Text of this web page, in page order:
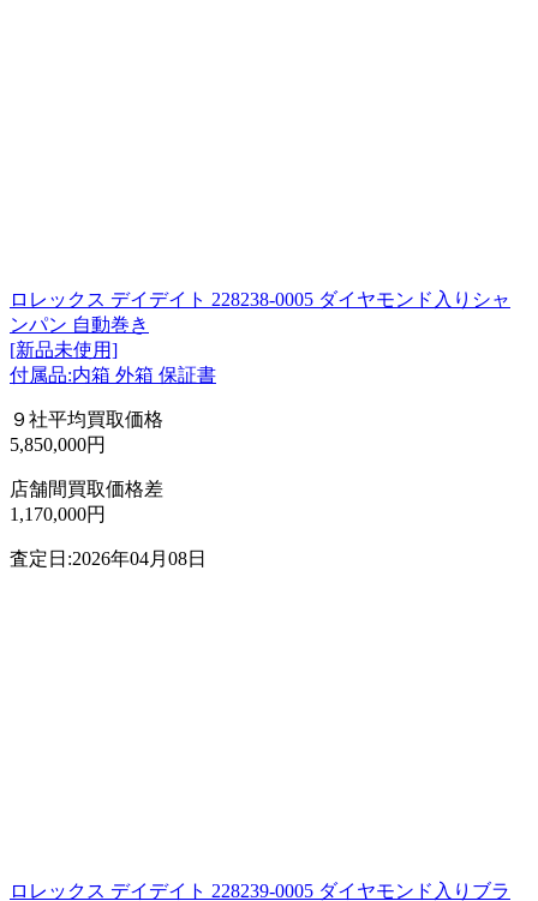
ロレックス デイデイト 228238-0005 ダイヤモンド入りシャ
ンパン 自動巻き
[新品未使用]
付属品:内箱 外箱 保証書
９社平均買取価格
5,850,000円
店舗間買取価格差
1,170,000円
査定日:2026年04月08日
ロレックス デイデイト 228239-0005 ダイヤモンド入りブラ